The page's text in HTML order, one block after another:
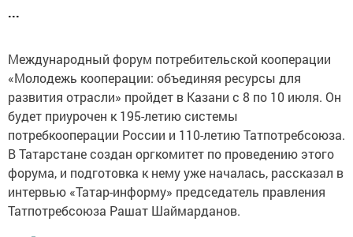
...
Международный форум потребительской кооперации
«Молодежь кооперации: объединяя ресурсы для
развития отрасли» пройдет в Казани с 8 по 10 июля. Он
будет приурочен к 195-летию системы
потребкооперации России и 110-летию Татпотребсоюза.
В Татарстане создан оргкомитет по проведению этого
форума, и подготовка к нему уже началась, рассказал в
интервью «Татар-информу» председатель правления
Татпотребсоюза Рашат Шаймарданов.